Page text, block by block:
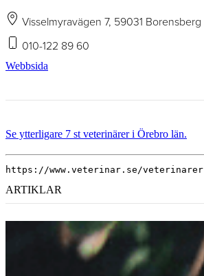
Visselmyravägen 7, 59031 Borensberg
010-122 89 60
Webbsida
Se ytterligare 7 st veterinärer i Örebro län.
https://www.veterinar.se/veterinarer
ARTIKLAR